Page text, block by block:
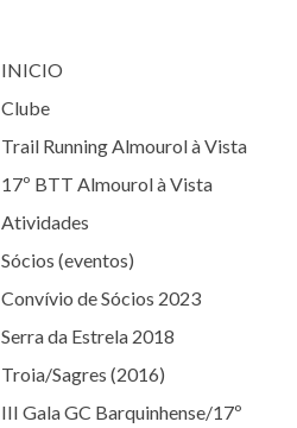
INICIO
Clube
Trail Running Almourol à Vista
17º BTT Almourol à Vista
Atividades
Sócios (eventos)
Convívio de Sócios 2023
Serra da Estrela 2018
Troia/Sagres (2016)
III Gala GC Barquinhense/17º